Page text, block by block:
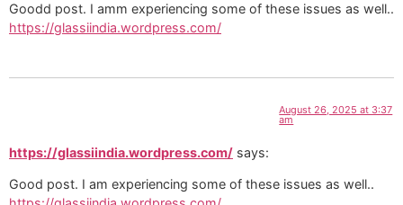
Goodd post. I amm experiencing some of these issues as well..
https://glassiindia.wordpress.com/
https://glassiindia.wordpress.com/ says:
August 26, 2025 at 3:37
am
Good post. I am experiencing some of these issues as well..